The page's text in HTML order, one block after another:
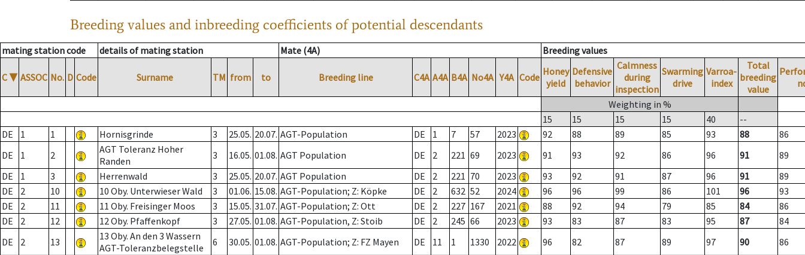
Breeding values and inbreeding coefficients of potential descendants
mating station code details of mating station Mate (4A) Breeding values
C ▼ ASSOC No. D Code Surname TM from to Breeding line C4A A4A B4A No4A Y4A Code Honey
yield
Defensive
behavior
Calmness
during
inspection
Swarming
drive
Varroa-
index
Total
breeding
value
Weighting in %
15
15 15 15 40
--
DE
1 1 Hornisgrinde 3 25.05. 20.07. AGT-Population DE 1 7 57 2023 92 88 89 85 93 88
86
DE
1 2
AGT Toleranz Hoher
Randen
3 16.05. 01.08. AGT Population DE 2 221 69 2023 91 93 92 86 96 91
89
DE
1 3 Herrenwald 3 25.05. 20.07. AGT Population DE 2 221 70 2023 93 92 91 87 96 91
89
DE
2 10 10 Oby. Unterwieser Wald 3 01.06. 15.08. AGT-Population; Z: Köpke DE 2 632 52 2024 96 96 99 86 101 96
93
DE
2 11 11 Oby. Freisinger Moos 3 15.05. 31.07. AGT-Population; Z: Ott DE 2 227 167 2021 88 92 94 79 85 84
86
DE
2 12 12 Oby. Pfaffenkopf 3 27.05. 01.08. AGT-Population, Z: Stoib DE 2 245 66 2023 93 83 87 83 95 87
84
DE
2 13
13 Oby. An den 3 Wassern
AGT-Toleranzbelegstelle
6 30.05. 01.08. AGT-Population; Z: FZ Mayen DE 11 1 1330 2022 96 82 87 89 97 90
86